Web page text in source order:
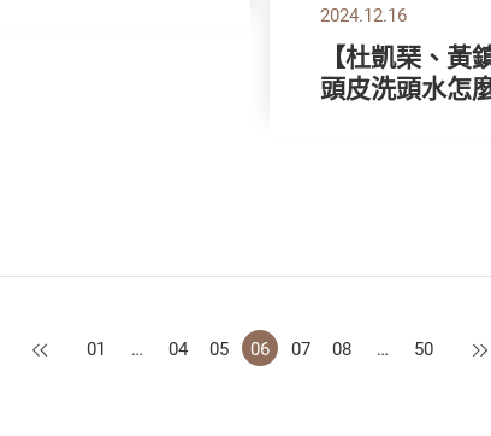
2024.12.16
【杜凱琹、
頭皮洗頭水怎
上一頁
01 … 04 05 06 07 08 … 50 下